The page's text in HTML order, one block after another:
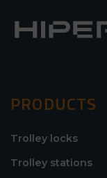
PRODUCTS
Trolley locks
Trolley stations